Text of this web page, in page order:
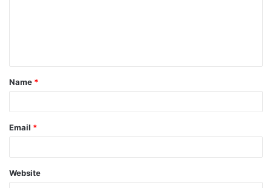
Name *
Email *
Website